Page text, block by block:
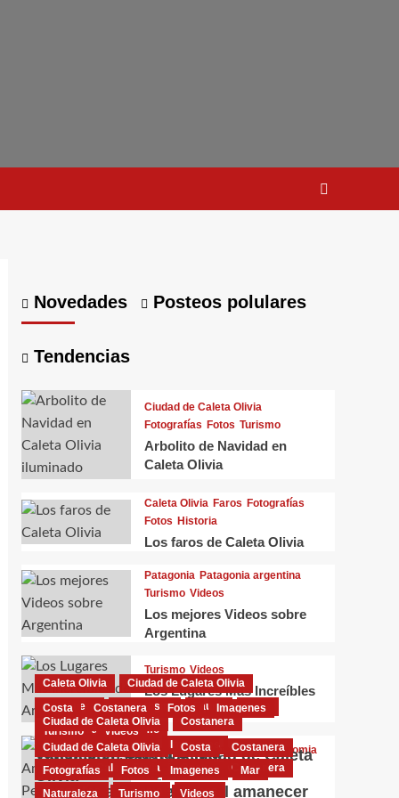
Novedades Posteos polulares
Tendencias
Ciudad de Caleta Olivia
Fotografías Fotos Turismo
Arbolito de Navidad en
Caleta Olivia
Caleta Olivia Faros Fotografías
Fotos Historia
Los faros de Caleta Olivia
Patagonia Patagonia argentina
Turismo Videos
Los mejores Videos sobre
Argentina
Turismo Videos
Los Lugares Más Increíbles
de Argentina
Ciudad de Caleta Olivia Economia
El Pasivo Ambiental
Petrolero
Caleta Olivia
Ciudad de Caleta Olivia
Costanera
El Gorosito Fauna
Flora
Naturaleza
Turismo
Turismo en Caleta Olivia
Caletense 01/02/2025
0
Costa Costanera Fotos
Imagenes
Turismo
Videos
Videoclips sobre la ciudad de Caleta
Olivia
Ciudad de Caleta Olivia
Costanera
Fotografías
Fotos
Imagenes
Patagonia argentina
Turismo Videos
Fantásticas Imágenes del amanecer
Ciudad de Caleta Olivia Costa
Costanera
Fotografías
Turismo Videos
Ciudad de Caleta Olivia Costa
Costanera
Fotografías
Fotos Imagenes
Mar
Naturaleza
Turismo Videos